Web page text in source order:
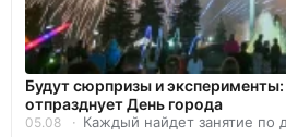
Будут сюрпризы и эксперименты:
отпразднует День города
05.08 Каждый найдет занятие по